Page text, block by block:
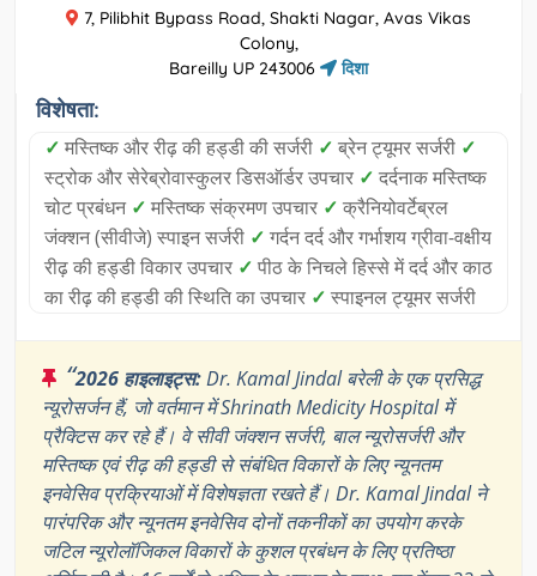
7, Pilibhit Bypass Road, Shakti Nagar, Avas Vikas
Colony,
Bareilly UP 243006
दिशा
विशेषता:
✓ मस्तिष्क और रीढ़ की हड्डी की सर्जरी ✓ ब्रेन ट्यूमर सर्जरी ✓
स्ट्रोक और सेरेब्रोवास्कुलर डिसऑर्डर उपचार ✓ दर्दनाक मस्तिष्क
चोट प्रबंधन ✓ मस्तिष्क संक्रमण उपचार ✓ क्रैनियोवर्टेब्रल
जंक्शन (सीवीजे) स्पाइन सर्जरी ✓ गर्दन दर्द और गर्भाशय ग्रीवा-वक्षीय
रीढ़ की हड्डी विकार उपचार ✓ पीठ के निचले हिस्से में दर्द और काठ
का रीढ़ की हड्डी की स्थिति का उपचार ✓ स्पाइनल ट्यूमर सर्जरी
“2026 हाइलाइट्स:Dr. Kamal Jindal बरेली के एक प्रसिद्ध
न्यूरोसर्जन हैं, जो वर्तमान में Shrinath Medicity Hospital में
प्रैक्टिस कर रहे हैं। वे सीवी जंक्शन सर्जरी, बाल न्यूरोसर्जरी और
मस्तिष्क एवं रीढ़ की हड्डी से संबंधित विकारों के लिए न्यूनतम
इनवेसिव प्रक्रियाओं में विशेषज्ञता रखते हैं। Dr. Kamal Jindal ने
पारंपरिक और न्यूनतम इनवेसिव दोनों तकनीकों का उपयोग करके
जटिल न्यूरोलॉजिकल विकारों के कुशल प्रबंधन के लिए प्रतिष्ठा